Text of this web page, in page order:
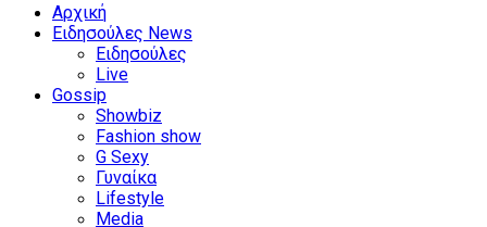
Αρχική
Ειδησούλες News
Ειδησούλες
Live
Gossip
Showbiz
Fashion show
G Sexy
Γυναίκα
Lifestyle
Media